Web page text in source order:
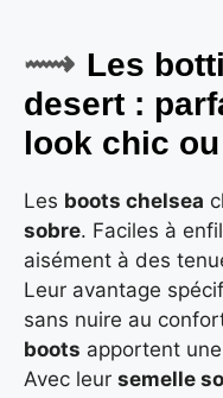
Les
desert :
look chic
Les boots chelsea
sobre. Faciles à
aisément à des
Leur avantage
sans nuire au
boots apportent
Avec leur semelle